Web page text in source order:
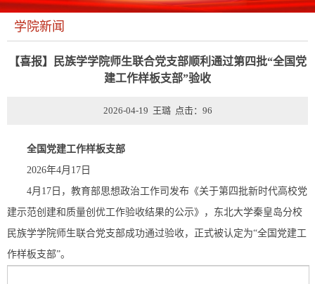
学院新闻
【喜报】民族学学院师生联合党支部顺利通过第四批“全国党
建工作样板支部”验收
2026-04-19 王璐 点击： 96
全国党建工作样板支部
2026年4月17日
4月17日，教育部思想政治工作司发布《关于第四批新时代高校党
建示范创建和质量创优工作验收结果的公示》，东北大学秦皇岛分校
民族学学院师生联合党支部成功通过验收，正式被认定为“全国党建工
作样板支部”。